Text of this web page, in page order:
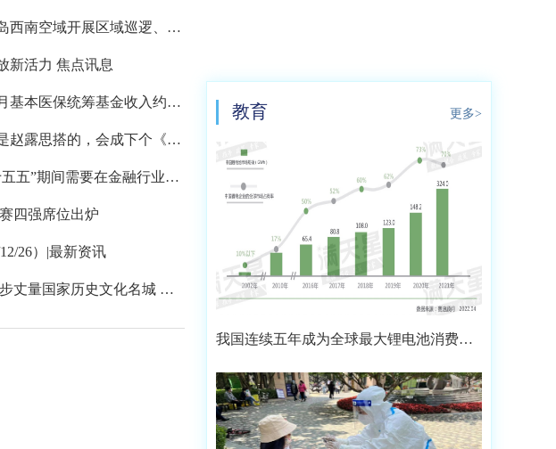
中对抗、信息支援等科目演
练
西南空域开展区域巡逻、空
练
新活力 焦点讯息
基本医保统筹基金收入约2.
赵露思搭的，会成下个《许
五”期间需要在金融行业完
终体现在对核心业务流程
四强席位出炉
26）|最新资讯
丈量国家历史文化名城 资
教育 更多>
我国连续五年成为全球最大锂电池消费市
场 2021年市场占比约达59.4%